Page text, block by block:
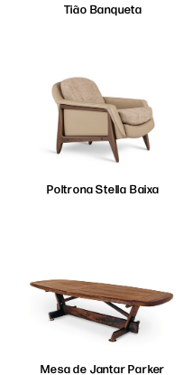
Tião Banqueta
Poltrona Stella Baixa
Mesa de Jantar Parker